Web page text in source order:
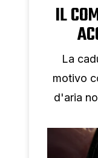
IL
La
motivo
d'aria